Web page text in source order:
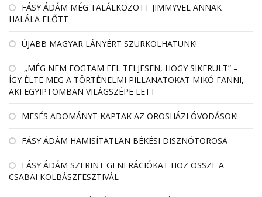
FÁSY ÁDÁM MÉG TALÁLKOZOTT JIMMYVEL ANNAK
HALÁLA ELŐTT
ÚJABB MAGYAR LÁNYÉRT SZURKOLHATUNK!
„MÉG NEM FOGTAM FEL TELJESEN, HOGY SIKERÜLT” –
ÍGY ÉLTE MEG A TÖRTÉNELMI PILLANATOKAT MIKÓ FANNI,
AKI EGYIPTOMBAN VILÁGSZÉPE LETT
MESÉS ADOMÁNYT KAPTAK AZ OROSHÁZI ÓVODÁSOK!
FÁSY ÁDÁM HAMISÍTATLAN BÉKÉSI DISZNÓTOROSA
FÁSY ÁDÁM SZERINT GENERÁCIÓKAT HOZ ÖSSZE A
CSABAI KOLBÁSZFESZTIVÁL